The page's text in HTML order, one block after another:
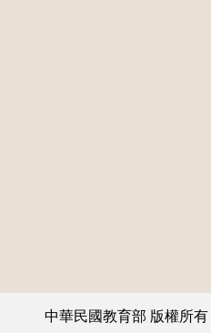
中華民國教育部 版權所有